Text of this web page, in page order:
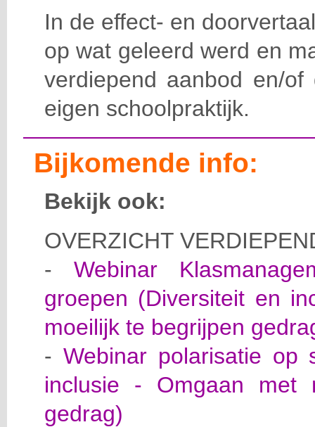
In de effect- en
op wat geleerd werd en
verdiepend aanbod en/
eigen schoolpraktijk.
Bijkomende info:
Bekijk ook:
OVERZICHT
- Webinar
groepen (Diversiteit en
moeilijk te begrijpen
- Webinar polarisatie op
inclusie - Omgaan met
gedrag)